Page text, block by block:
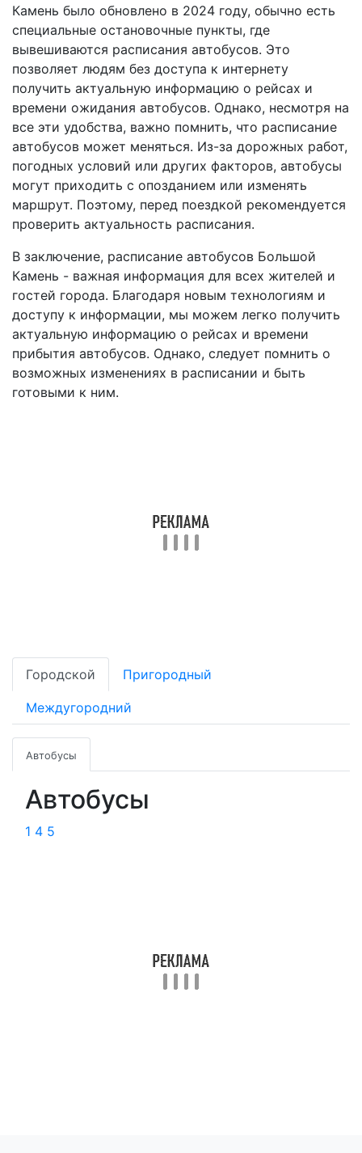
Камень было обновлено в 2024 году, обычно есть
специальные остановочные пункты, где
вывешиваются расписания автобусов. Это
позволяет людям без доступа к интернету
получить актуальную информацию о рейсах и
времени ожидания автобусов. Однако, несмотря на
все эти удобства, важно помнить, что расписание
автобусов может меняться. Из-за дорожных работ,
погодных условий или других факторов, автобусы
могут приходить с опозданием или изменять
маршрут. Поэтому, перед поездкой рекомендуется
проверить актуальность расписания.
В заключение, расписание автобусов Большой
Камень - важная информация для всех жителей и
гостей города. Благодаря новым технологиям и
доступу к информации, мы можем легко получить
актуальную информацию о рейсах и времени
прибытия автобусов. Однако, следует помнить о
возможных изменениях в расписании и быть
готовыми к ним.
Городской Пригородный
Междугородний
Автобусы
Автобусы
1 4 5